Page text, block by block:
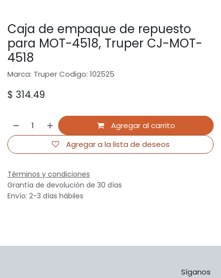
Caja de empaque de repuesto
para MOT-4518, Truper CJ-MOT-
4518
Marca: Truper Codigo: 102525
$ 314.49
Agregar al carrito
Agregar a la lista de deseos
Términos y condiciones
Grantía de devolución de 30 días
Envío: 2-3 días hábiles
Síganos